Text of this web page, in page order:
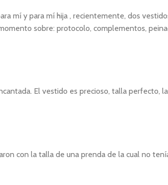
mí y para mí hija , recientemente, dos
sobre: protocolo, complementos,
El vestido es precioso, talla
con la talla de una prenda de la cual no